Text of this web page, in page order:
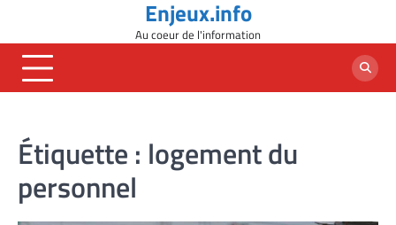
content
Enjeux.info
Au coeur de l'information
Étiquette : logement du
personnel